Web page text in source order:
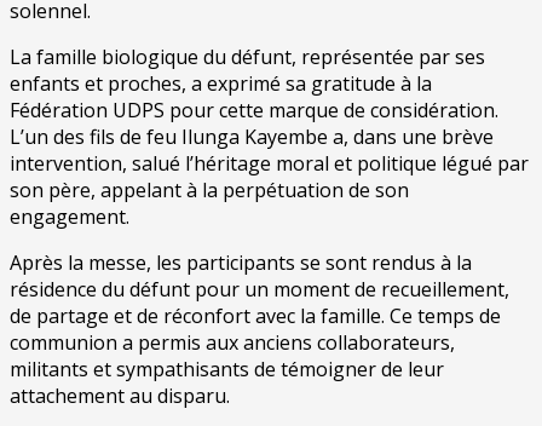
solennel.
La famille biologique du défunt, représentée par ses
enfants et proches, a exprimé sa gratitude à la
Fédération UDPS pour cette marque de considération.
L’un des fils de feu Ilunga Kayembe a, dans une brève
intervention, salué l’héritage moral et politique légué par
son père, appelant à la perpétuation de son
engagement.
Après la messe, les participants se sont rendus à la
résidence du défunt pour un moment de recueillement,
de partage et de réconfort avec la famille. Ce temps de
communion a permis aux anciens collaborateurs,
militants et sympathisants de témoigner de leur
attachement au disparu.